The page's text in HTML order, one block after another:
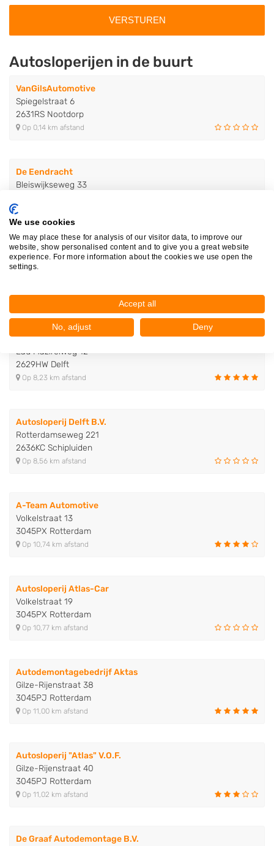
Autosloperijen in de buurt
VanGilsAutomotive
Spiegelstraat 6
2631RS Nootdorp
Op 0,14 km afstand
De Eendracht
Bleiswijkseweg 33
Autobedrijf De Schenk B.V.
Lekstraat 162
Op 6,63 km afstand
Autodemontage De Schie
Lau Mazirelweg 12
2629HW Delft
Op 8,23 km afstand
Autosloperij Delft B.V.
Rotterdamseweg 221
2636KC Schipluiden
Op 8,56 km afstand
A-Team Automotive
Volkelstraat 13
3045PX Rotterdam
Op 10,74 km afstand
Autosloperij Atlas-Car
Volkelstraat 19
3045PX Rotterdam
Op 10,77 km afstand
Autodemontagebedrijf Aktas
Gilze-Rijenstraat 38
3045PJ Rotterdam
Op 11,00 km afstand
Autosloperij "Atlas" V.O.F.
Gilze-Rijenstraat 40
3045PJ Rotterdam
Op 11,02 km afstand
De Graaf Autodemontage B.V.
We use cookies
We may place these for analysis of our visitor data, to improve our
website, show personalised content and to give you a great website
experience. For more information about the cookies we use open the
settings.
Accept all
No, adjust Deny